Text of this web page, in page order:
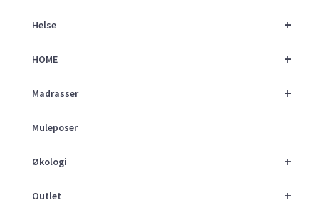
+
Helse
+
HOME
+
Madrasser
Muleposer
+
Økologi
+
Outlet